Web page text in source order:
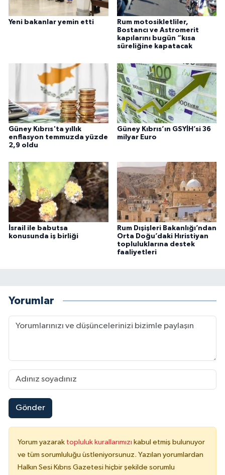
Yeni bakanlar yemin etti
Rum motosikletliler,
Bostancı ve Astromerit
kapılarını bugün “kısa
süreliğine kapatacak
Güney Kıbrıs'ta yıllık
enflasyon temmuzda yüzde
2,9 oldu
Güney Kıbrıs’ın GSYİH’si 36
milyar Euro
İsrail ile babutsa
konusunda iş birliği
Rum Dışişleri Bakanlığı’ndan
Orta Doğu’daki Hıristiyan
topluluklarına destek
faaliyetleri
Yorumlar
Gönder
Yorum yazarak topluluk kurallarımızı kabul etmiş bulunuyor
ve tüm sorumluluğu üstleniyorsunuz. Yazılan yorumlardan
Halkın Sesi Kıbrıs Gazetesi hiçbir şekilde sorumlu